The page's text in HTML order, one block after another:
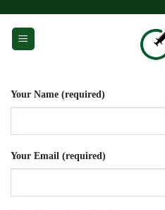
zawartości
Your Name (required)
Your Email (required)